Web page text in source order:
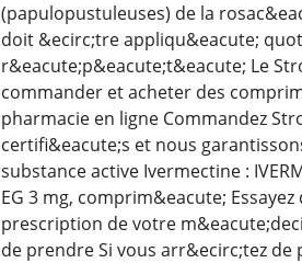
(papulopustuleuses) de la
doit &ecirc;tre appliqu&eacute;
r&eacute;p&eacute;t&eacute; Le
commander et acheter des
pharmacie en ligne Commandez
certifi&eacute;s et nous
substance active Ivermectine :
EG 3 mg, comprim&eacute;
prescription de votre
de prendre Si vous arr&ecirc;tez de